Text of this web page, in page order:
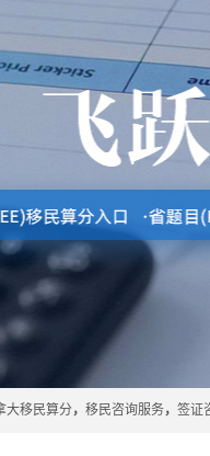
大移民算分， 移民咨询服务， 签证